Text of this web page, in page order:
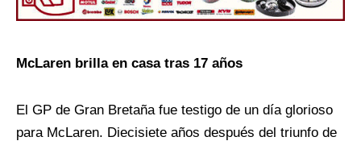
McLaren brilla en casa tras 17 años
El GP de Gran Bretaña fue testigo de un día glorioso
para McLaren. Diecisiete años después del triunfo de